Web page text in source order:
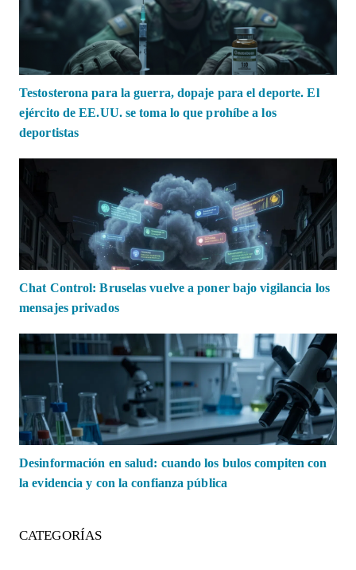
Testosterona para la guerra, dopaje para el deporte. El
ejército de EE.UU. se toma lo que prohíbe a los
deportistas
Chat Control: Bruselas vuelve a poner bajo vigilancia los
mensajes privados
Desinformación en salud: cuando los bulos compiten con
la evidencia y con la confianza pública
CATEGORÍAS